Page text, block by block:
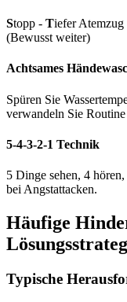
Stopp - Tiefer Atemzug
(Bewusst weiter)
Achtsames
Spüren Sie
verwandeln Sie
5-4-3-2-1 Technik
5 Dinge sehen, 4
bei Angstattacken.
Häufige
Typische